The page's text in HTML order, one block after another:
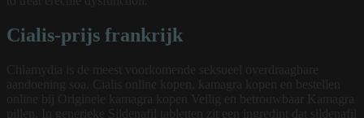
Cialis-prijs frankrijk